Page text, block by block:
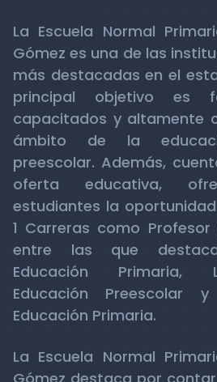
La Escuela Normal
Gómez es una de las
más destacadas en el
principal objetivo es
capacitados y altamente
ámbito de la
preescolar. Además,
oferta educativa,
estudiantes la
1 Carreras como
entre las que
Educación Primaria,
Educación Preescolar
Educación Primaria.
La Escuela Normal